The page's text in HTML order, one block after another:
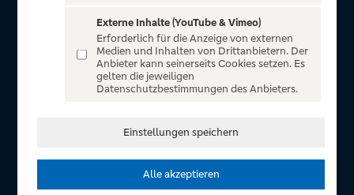
für alle Kunden der Volksbanken Raiffeisenbanken. Auf
unserem einzigartigen Portal finden Sie Tickets für
atemberaubende Konzerte, Musicals und Shows, die
Fußball-Bundesliga sowie die Champions League und die
In Zusammenarbeit mit
Externe Inhalte (YouTube & Vimeo)
Erforderlich für die Anzeige von externen
Medien und Inhalten von Drittanbietern. Der
Anbieter kann seinerseits Cookies setzen. Es
gelten die jeweiligen
Datenschutzbestimmungen des Anbieters.
Einstellungen speichern
Alle akzeptieren